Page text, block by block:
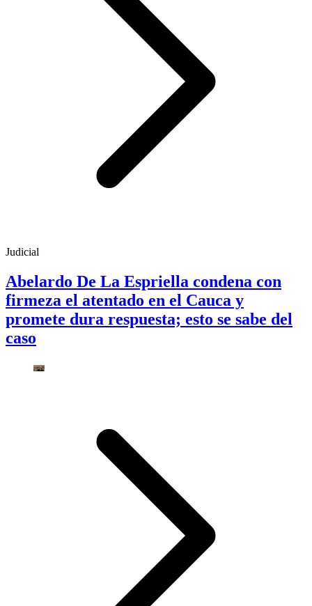
Judicial
Abelardo De La Espriella condena con
firmeza el atentado en el Cauca y
promete dura respuesta; esto se sabe del
caso